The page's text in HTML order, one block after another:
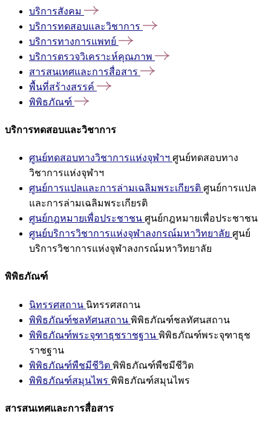
บริการสังคม
บริการทดสอบและวิชาการ
บริการทางการแพทย์
บริการตรวจวิเคราะห์คุณภาพ
สารสนเทศและการสื่อสาร
พื้นที่สร้างสรรค์
พิพิธภัณฑ์
บริการทดสอบและวิชาการ
ศูนย์ทดสอบทางวิชาการแห่งจุฬาฯ ศูนย์ทดสอบทาง
วิชาการแห่งจุฬาฯ
ศูนย์การแปลและการล่ามเฉลิมพระเกียรติ ศูนย์การแปล
และการล่ามเฉลิมพระเกียรติ
ศูนย์กฎหมายเพื่อประชาชน ศูนย์กฎหมายเพื่อประชาชน
ศูนย์บริการวิชาการแห่งจุฬาลงกรณ์มหาวิทยาลัย ศูนย์
บริการวิชาการแห่งจุฬาลงกรณ์มหาวิทยาลัย
พิพิธภัณฑ์
นิทรรศสถาน นิทรรศสถาน
พิพิธภัณฑ์ชลทัศนสถาน พิพิธภัณฑ์ชลทัศนสถาน
พิพิธภัณฑ์พระจุฑาธุชราชฐาน พิพิธภัณฑ์พระจุฑาธุช
ราชฐาน
พิพิธภัณฑ์พืชมีชีวิต พิพิธภัณฑ์พืชมีชีวิต
พิพิธภัณฑ์สมุนไพร พิพิธภัณฑ์สมุนไพร
สารสนเทศและการสื่อสาร